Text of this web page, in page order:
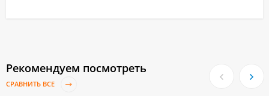
Рекомендуем посмотреть
СРАВНИТЬ ВСЕ